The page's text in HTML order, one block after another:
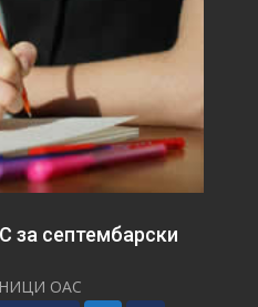
за септембарски
ОАС